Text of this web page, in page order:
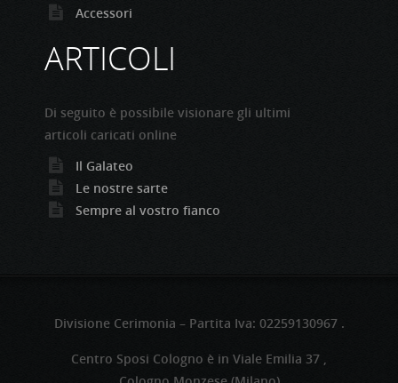
Accessori
ARTICOLI
Di seguito è possibile visionare gli ultimi
articoli caricati online
Il Galateo
Le nostre sarte
Sempre al vostro fianco
Divisione Cerimonia – Partita Iva: 02259130967 .
Centro Sposi Cologno è in Viale Emilia 37 ,